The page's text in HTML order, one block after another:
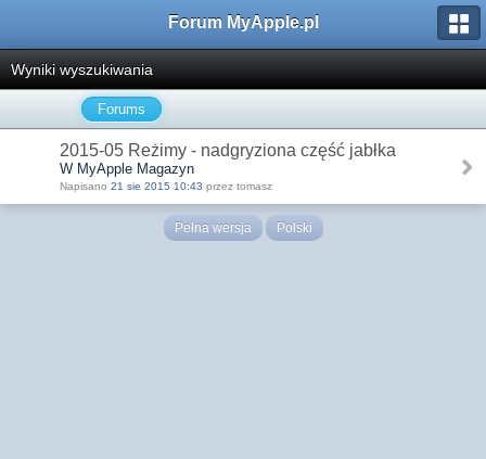
Forum MyApple.pl
Wyniki wyszukiwania
Forums
2015-05 Reżimy - nadgryziona część jabłka
W MyApple Magazyn
Napisano 21 sie 2015 10:43 przez tomasz
Pełna wersja Polski